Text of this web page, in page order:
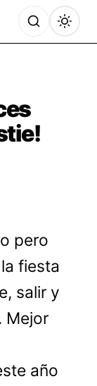
pero
fiesta
salir y
Mejor
año